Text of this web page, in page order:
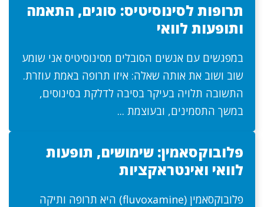
תרופות לסינוסיטיס: סוגים, התאמה
ותופעות לוואי
במפגשים עם אנשים הסובלים מסינוסיטיס אני שומע
שוב ושוב את אותה שאלה: איזו תרופה באמת עוזרת.
התשובה תלויה בעיקר בסיבה לדלקת בסינוסים,
במשך התסמינים, ובעוצמת ...
פלובוקסאמין: שימושים, תופעות
לוואי ואינטראקציות
פלובוקסאמין (fluvoxamine) היא תרופה ותיקה